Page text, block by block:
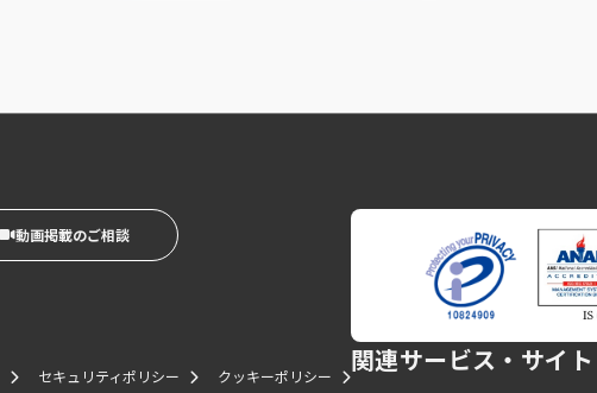
動画掲載のご相談
セキュリティポリシー クッキーポリシー 関連サービス・サイト